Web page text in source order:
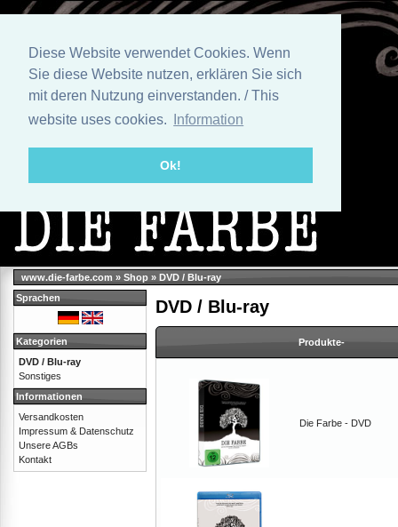
Diese Website verwendet Cookies. Wenn
Sie diese Website nutzen, erklären Sie sich
mit deren Nutzung einverstanden. / This
website uses cookies.
Information
Ok!
www.die-farbe.com » Shop » DVD / Blu-ray
DVD / Blu-ray
Produkte-
Die Farbe - DVD
Sprachen
Kategorien
DVD / Blu-ray
Sonstiges
Informationen
Versandkosten
Impressum & Datenschutz
Unsere AGBs
Kontakt